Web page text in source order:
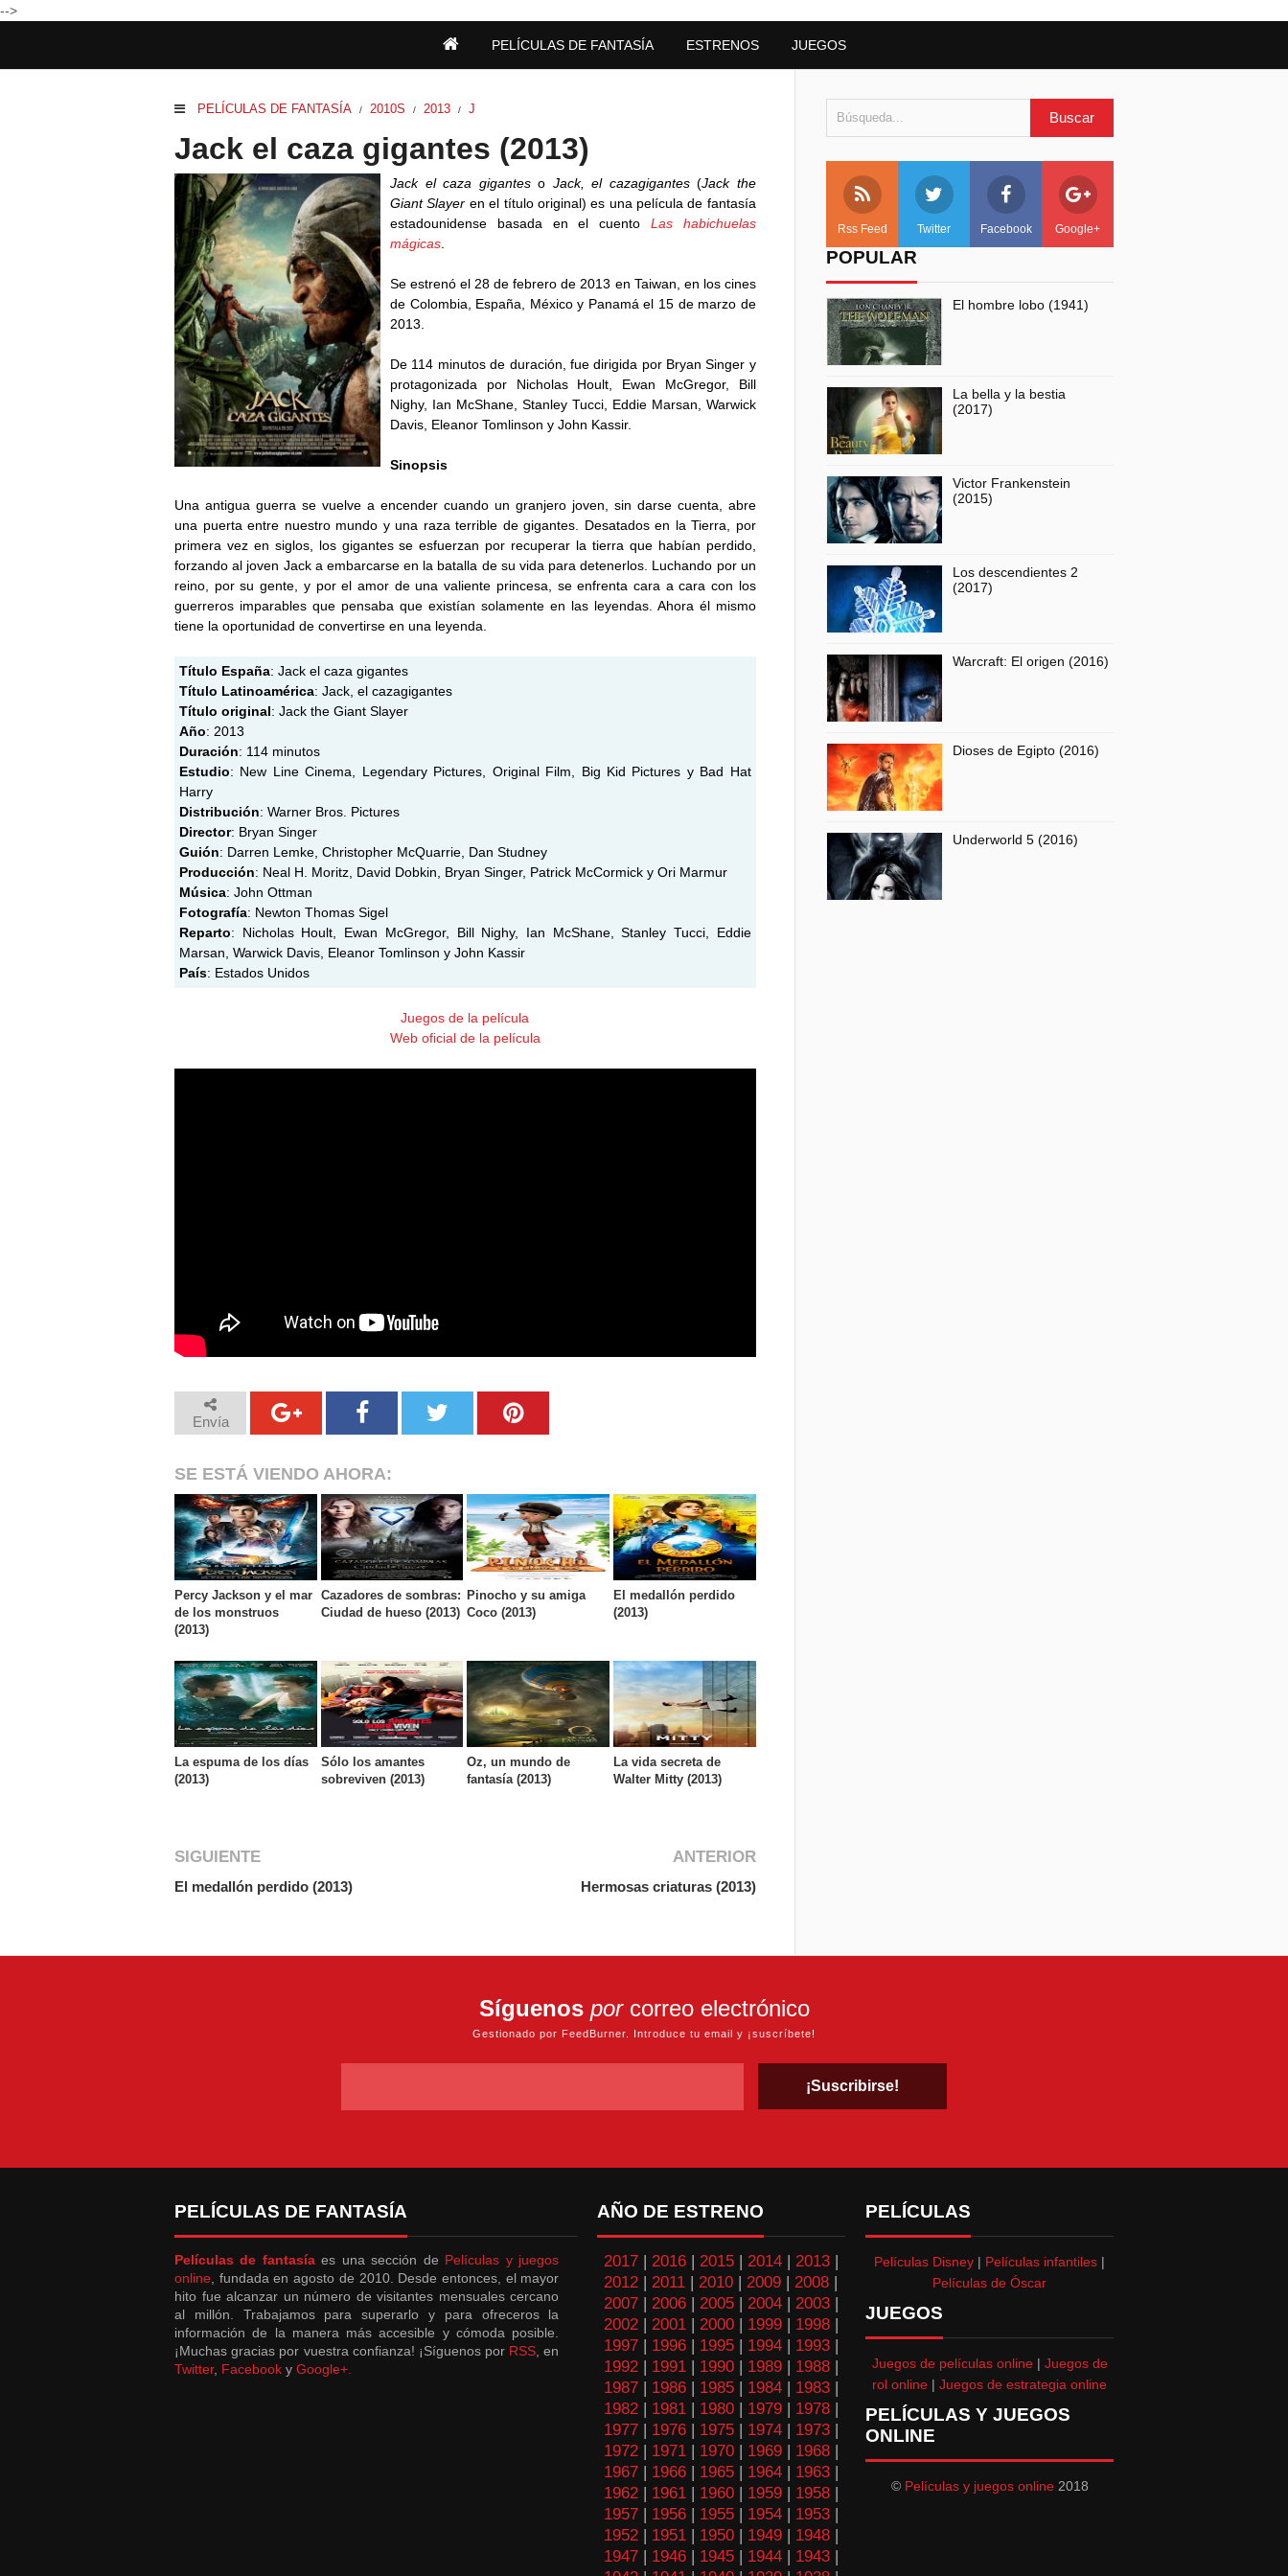
-->
PELÍCULAS DE FANTASÍA ESTRENOS JUEGOS
PELÍCULAS DE FANTASÍA / 2010S / 2013 / J
Jack el caza gigantes (2013)
Jack el caza giganteso Jack, el cazagigantes(Jack the
Giant Slayer en el título original) es una película de fantasía
estadounidense basada en el cuento Las habichuelas
mágicas
Se estrenó el 28 de febrero de 2013 en Taiwan, en los cines
de Colombia, España, México y Panamá el 15 de marzo de
2013.
De 114 minutos de duración, fue dirigida por Bryan Singer y
protagonizada por Nicholas Hoult, Ewan McGregor, Bill
Nighy, Ian McShane, Stanley Tucci, Eddie Marsan, Warwick
Davis, Eleanor Tomlinson y John Kassir.
Sinopsis
Una antigua guerra se vuelve a encender cuando un granjero joven, sin darse cuenta, abre
una puerta entre nuestro mundo y una raza terrible de gigantes. Desatados en la Tierra, por
primera vez en siglos, los gigantes se esfuerzan por recuperar la tierra que habían perdido,
forzando al joven Jack a embarcarse en la batalla de su vida para detenerlos. Luchando por un
reino, por su gente, y por el amor de una valiente princesa, se enfrenta cara a cara con los
guerreros imparables que pensaba que existían solamente en las leyendas. Ahora él mismo
tiene la oportunidad de convertirse en una leyenda.
Título España: Jack el caza gigantes
Título Latinoamérica: Jack, el cazagigantes
Título original: Jack the Giant Slayer
Año: 2013
Duración: 114 minutos
Estudio: New Line Cinema, Legendary Pictures, Original Film, Big Kid Pictures y Bad Hat
Harry
Distribución: Warner Bros. Pictures
Director: Bryan Singer
Guión: Darren Lemke, Christopher McQuarrie, Dan Studney
Producción: Neal H. Moritz, David Dobkin, Bryan Singer, Patrick McCormick y Ori Marmur
Música: John Ottman
Fotografía: Newton Thomas Sigel
Reparto: Nicholas Hoult, Ewan McGregor, Bill Nighy, Ian McShane, Stanley Tucci, Eddie
Marsan, Warwick Davis, Eleanor Tomlinson y John Kassir
País: Estados Unidos
Juegos de la película
Web oficial de la película
Envía
SE ESTÁ VIENDO AHORA:
Percy Jackson y el mar
de los monstruos
(2013)
Cazadores de sombras:
Ciudad de hueso (2013)
Pinocho y su amiga
Coco (2013)
El medallón perdido
(2013)
La espuma de los días
(2013)
Sólo los amantes
sobreviven (2013)
Oz, un mundo de
fantasía (2013)
La vida secreta de
Walter Mitty (2013)
SIGUIENTE
El medallón perdido (2013)
ANTERIOR
Hermosas criaturas (2013)
Rss Feed Twitter Facebook Google+
POPULAR
El hombre lobo (1941)
La bella y la bestia
(2017)
Victor Frankenstein
(2015)
Los descendientes 2
(2017)
Warcraft: El origen (2016)
Dioses de Egipto (2016)
Underworld 5 (2016)
Síguenos porcorreo electrónico
Gestionado por FeedBurner. Introduce tu email y ¡suscríbete!
AÑO DE ESTRENO
2017| 2016| 2015| 2014| 2013|
2012 |2011 |2010 |2009 |2008 |
2007| 2006| 2005| 2004| 2003|
2002| 2001| 2000| 1999| 1998|
1997| 1996| 1995| 1994| 1993|
1992| 1991| 1990| 1989| 1988|
1987| 1986| 1985| 1984| 1983|
1982| 1981| 1980| 1979| 1978|
1977| 1976| 1975| 1974| 1973|
1972| 1971| 1970| 1969| 1968|
1967| 1966| 1965| 1964| 1963|
1962| 1961| 1960| 1959| 1958|
1957| 1956| 1955| 1954| 1953|
1952| 1951| 1950| 1949| 1948|
1947| 1946| 1945| 1944| 1943|
PELÍCULAS
Películas Disney | Películas infantiles |
Películas de Óscar
JUEGOS
Juegos de películas online| Juegos de
rol online |Juegos de estrategia online
PELÍCULAS Y JUEGOS
ONLINE
© Películas y juegos online2018
PELÍCULAS DE FANTASÍA
Películas de fantasíaes una sección de Películas y juegos
online , fundada en agosto de 2010. Desde entonces, el mayor
hito fue alcanzar un número de visitantes mensuales cercano
al millón. Trabajamos para superarlo y para ofreceros la
información de la manera más accesible y cómoda posible.
¡Muchas gracias por vuestra confianza! ¡Síguenos por RSS , en
Twitter, Facebook y Google+.